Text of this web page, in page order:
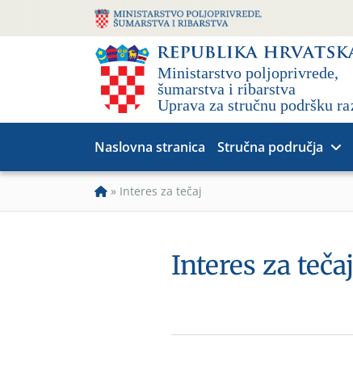
Naslovna stranica Stručna područja
» Interes za tečaj
Interes za tečaj